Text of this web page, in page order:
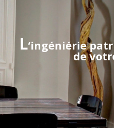
L‘ingéniérie
de